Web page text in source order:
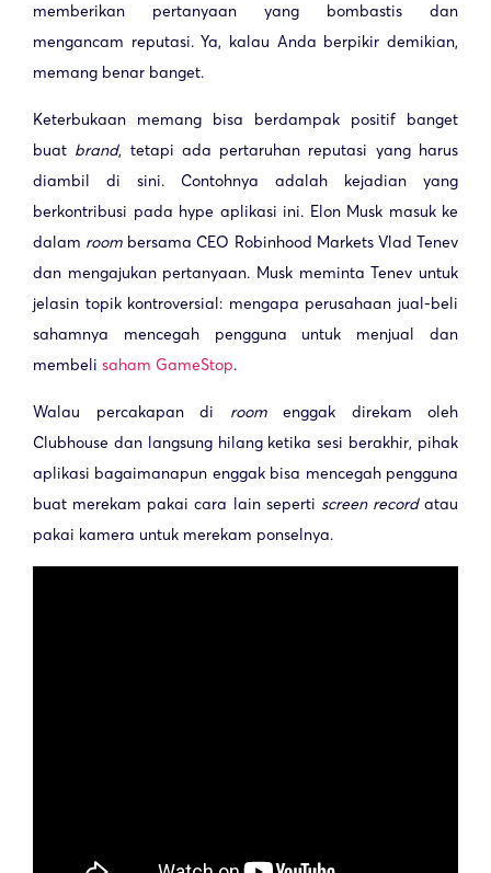
memberikan pertanyaan yang bombastis dan
mengancam reputasi. Ya, kalau Anda berpikir demikian,
memang benar banget.
Keterbukaan memang bisa berdampak positif banget
buat brand, tetapi ada pertaruhan reputasi yang harus
diambil di sini. Contohnya adalah kejadian yang
berkontribusi pada hype aplikasi ini. Elon Musk masuk ke
dalam room bersama CEO Robinhood Markets Vlad Tenev
dan mengajukan pertanyaan. Musk meminta Tenev untuk
jelasin topik kontroversial: mengapa perusahaan jual-beli
sahamnya mencegah pengguna untuk menjual dan
membeli saham GameStop.
Walau percakapan di roomenggak direkam oleh
Clubhouse dan langsung hilang ketika sesi berakhir, pihak
aplikasi bagaimanapun enggak bisa mencegah pengguna
buat merekam pakai cara lain seperti screen recordatau
pakai kamera untuk merekam ponselnya.